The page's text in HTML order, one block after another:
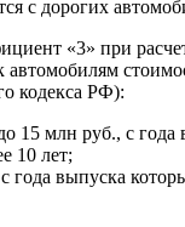
с дорогих
«3» при
автомобилям
кодекса РФ):
15 млн руб., с года
10 лет;
года выпуска